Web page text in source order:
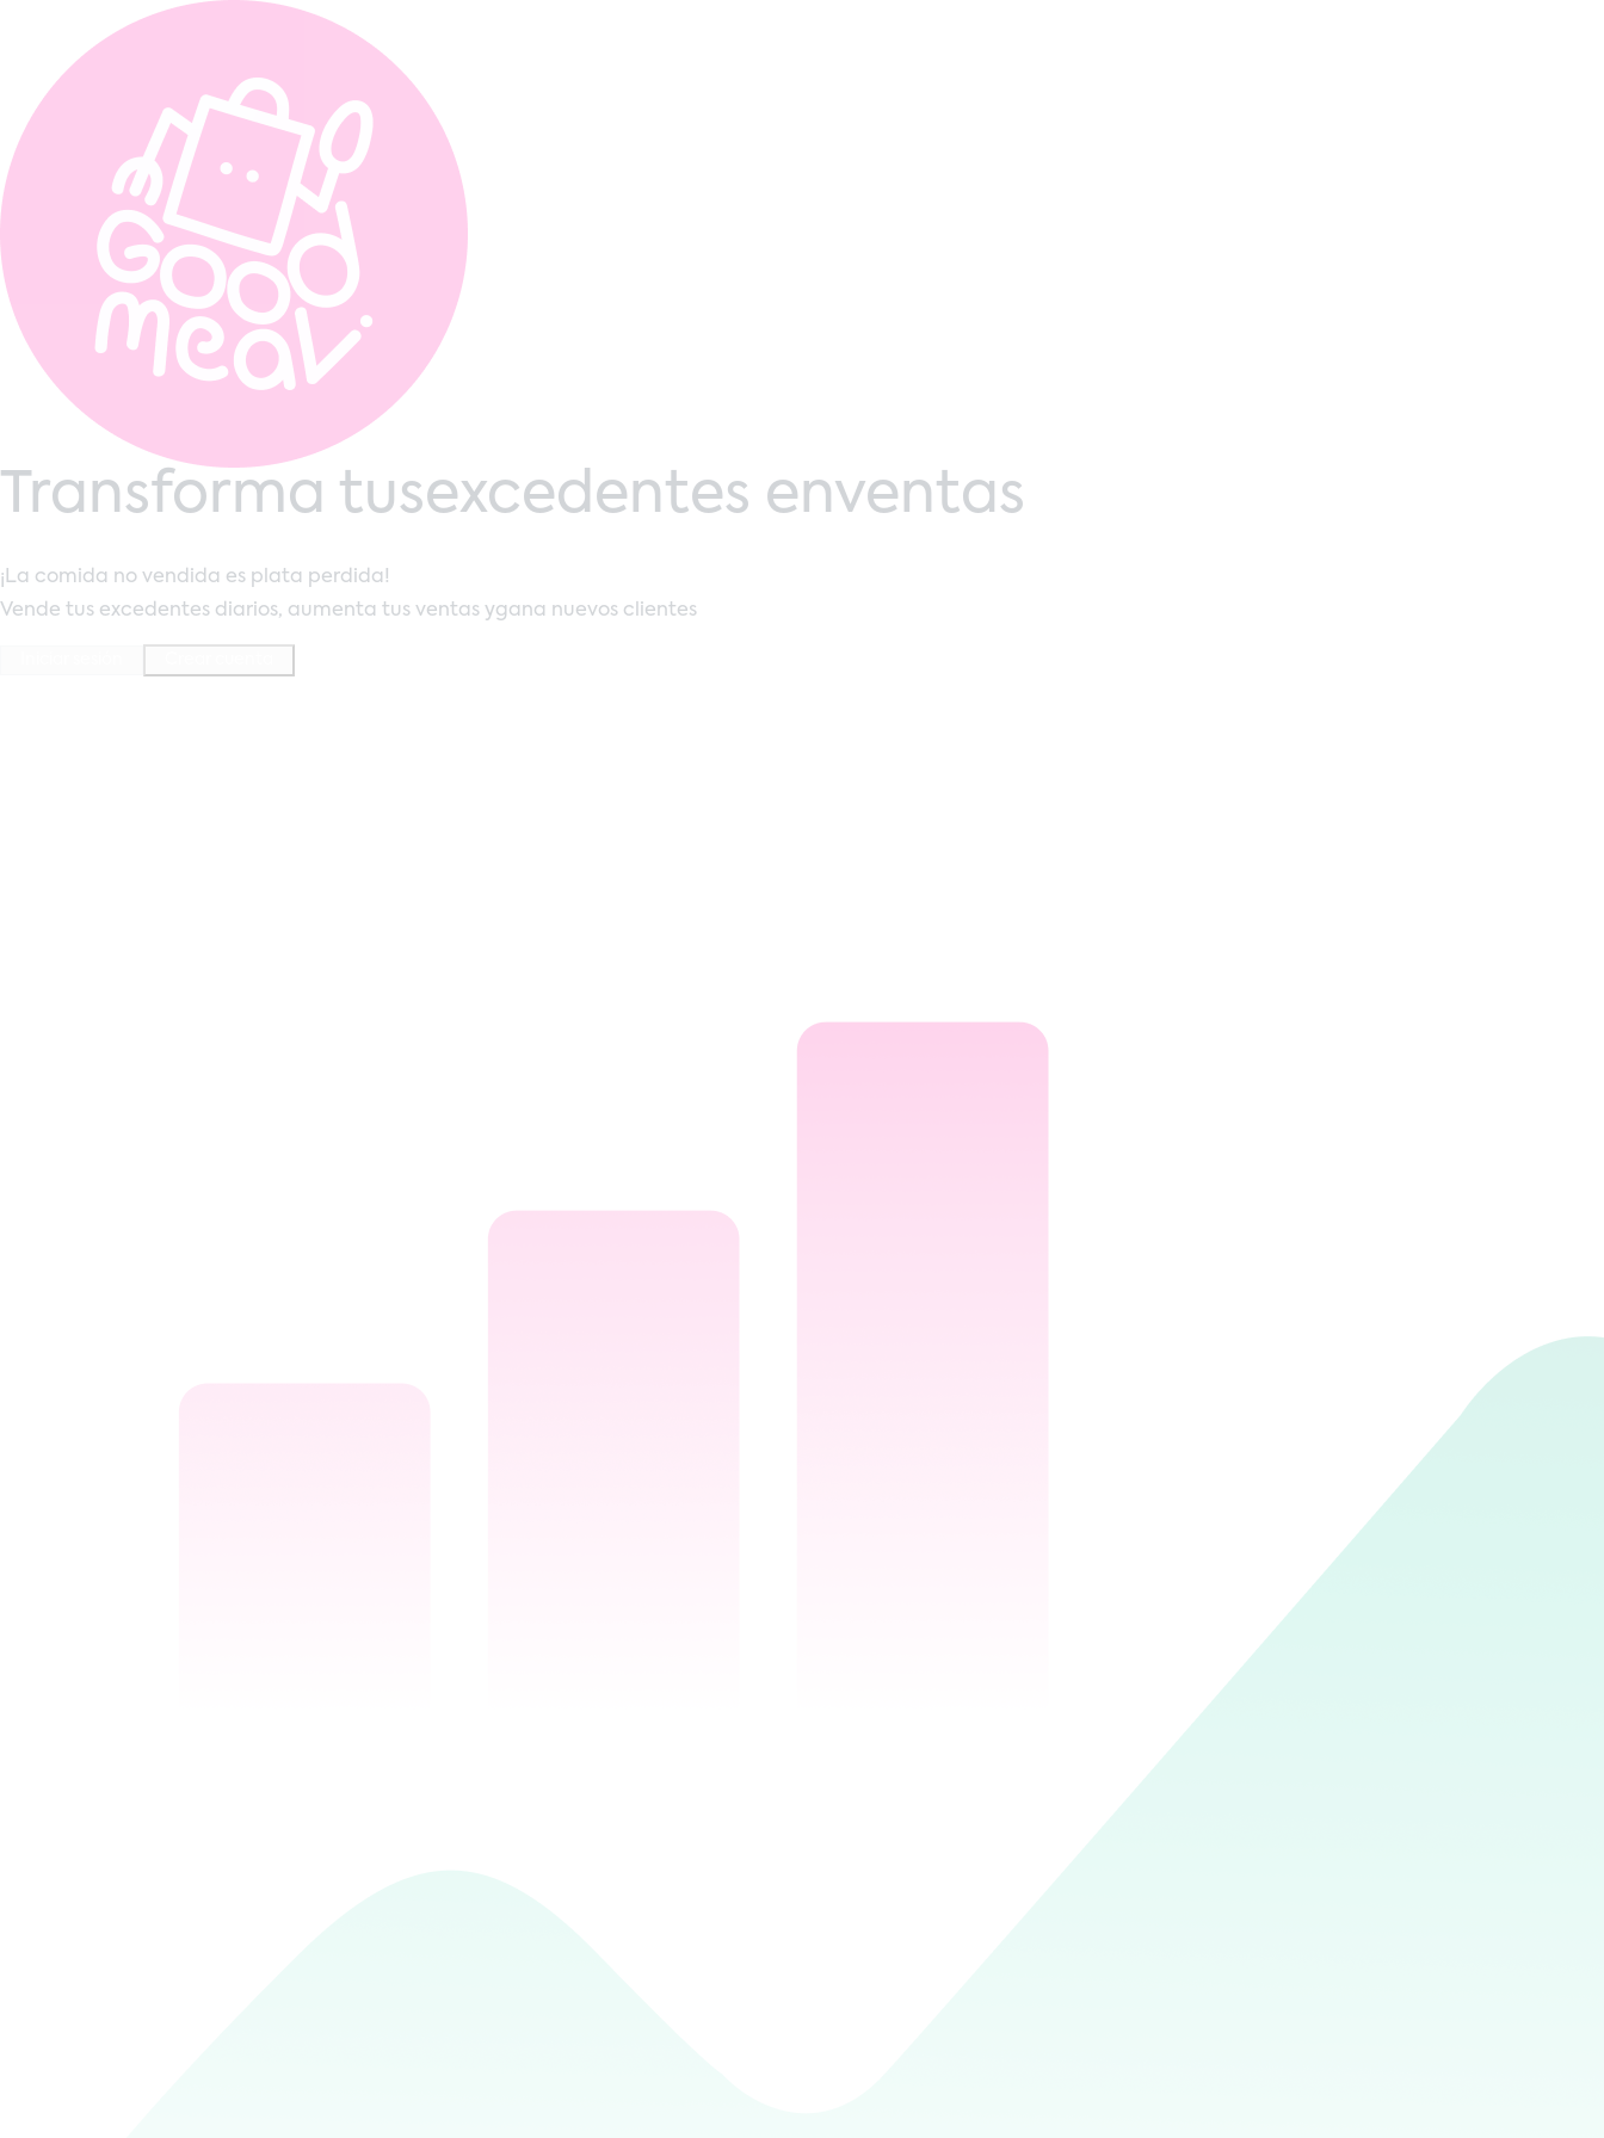
Transforma tusexcedentes enventas
¡La comida no vendida es plata perdida!
Vende tus excedentes diarios, aumenta tus ventas ygana nuevos clientes